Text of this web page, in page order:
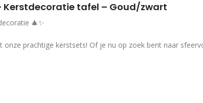
Kerstdecoratie tafel – Goud/zwart
🎄✨
onze prachtige kerstsets! Of je nu op zoek bent naar